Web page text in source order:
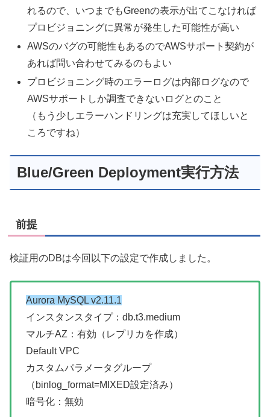
れるので、いつまでもGreenの表示が出てこなければ
プロビジョニングに異常が発生した可能性が高い
AWSのバグの可能性もあるのでAWSサポート契約が
あれば問い合わせてみるのもよい
プロビジョニング時のエラーログは内部ログなので
AWSサポートしか調査できないログとのこと
（もう少しエラーハンドリングは充実してほしいと
ころですね）
Blue/Green Deployment実行方法
前提
検証用のDBは今回以下の設定で作成しました。
Aurora MySQL v2.11.1
インスタンスタイプ：db.t3.medium
マルチAZ：有効（レプリカを作成）
Default VPC
カスタムパラメータグループ
（binlog_format=MIXED設定済み）
暗号化：無効